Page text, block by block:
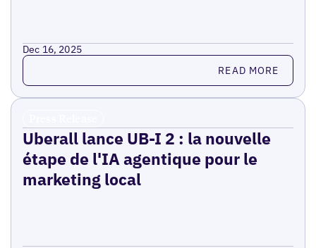
Dec 16, 2025
Read more READ MORE
Uberall lance UB-I 2 : la nouvelle
étape de l'IA agentique pour le
marketing local